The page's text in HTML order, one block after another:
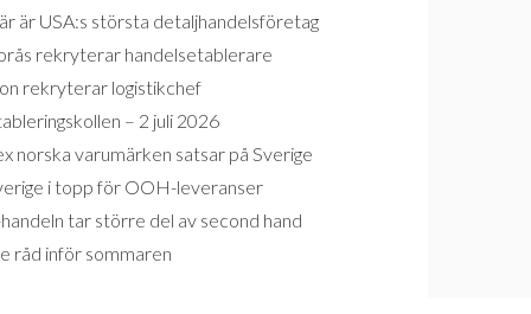
är USA:s största detaljhandelsföretag
rekryterar handelsetablerare
rekryterar logistikchef
– 2 juli 2026
norska varumärken satsar på Sverige
i topp för OOH-leveranser
tar större del av second hand
råd inför sommaren